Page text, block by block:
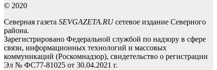
© 2020
Северная газета SEVGAZETA.RUсетевое издание Северного
района.
Зарегистрировано Федеральной службой по надзору в сфере
связи, информационных технологий и массовых
коммуникаций (Роскомнадзор), свидетельство о регистрации
Эл № ФС77-81025 от 30.04.2021 г.